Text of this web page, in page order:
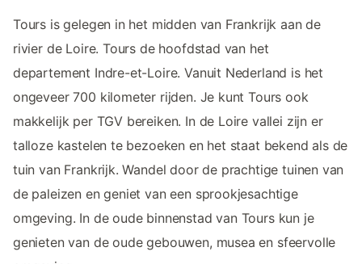
Tours is gelegen in het midden van Frankrijk aan de
rivier de Loire. Tours de hoofdstad van het
departement Indre-et-Loire. Vanuit Nederland is het
ongeveer 700 kilometer rijden. Je kunt Tours ook
makkelijk per TGV bereiken. In de Loire vallei zijn er
talloze kastelen te bezoeken en het staat bekend als de
tuin van Frankrijk. Wandel door de prachtige tuinen van
de paleizen en geniet van een sprookjesachtige
omgeving. In de oude binnenstad van Tours kun je
genieten van de oude gebouwen, musea en sfeervolle